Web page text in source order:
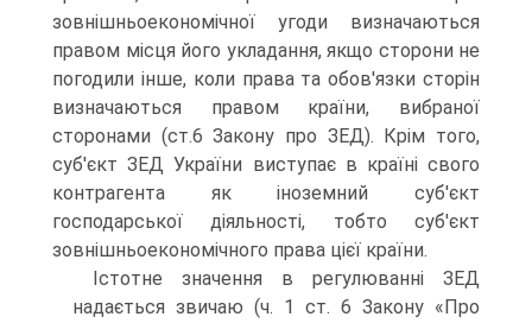
зовнішньоекономічної угоди визначаються
правом місця його укладання, якщо сторони не
погодили інше, коли права та обов'язки сторін
визначаються правом країни, вибраної
сторонами (ст.6 Закону про ЗЕД). Крім того,
суб'єкт ЗЕД України виступає в країні свого
контрагента як іноземний суб'єкт
господарської діяльності, тобто суб'єкт
зовніш­ньоекономічного права цієї країни.
Істотне значення в регулюванні ЗЕД
надається звичаю (ч. 1 ст. 6 Закону «Про